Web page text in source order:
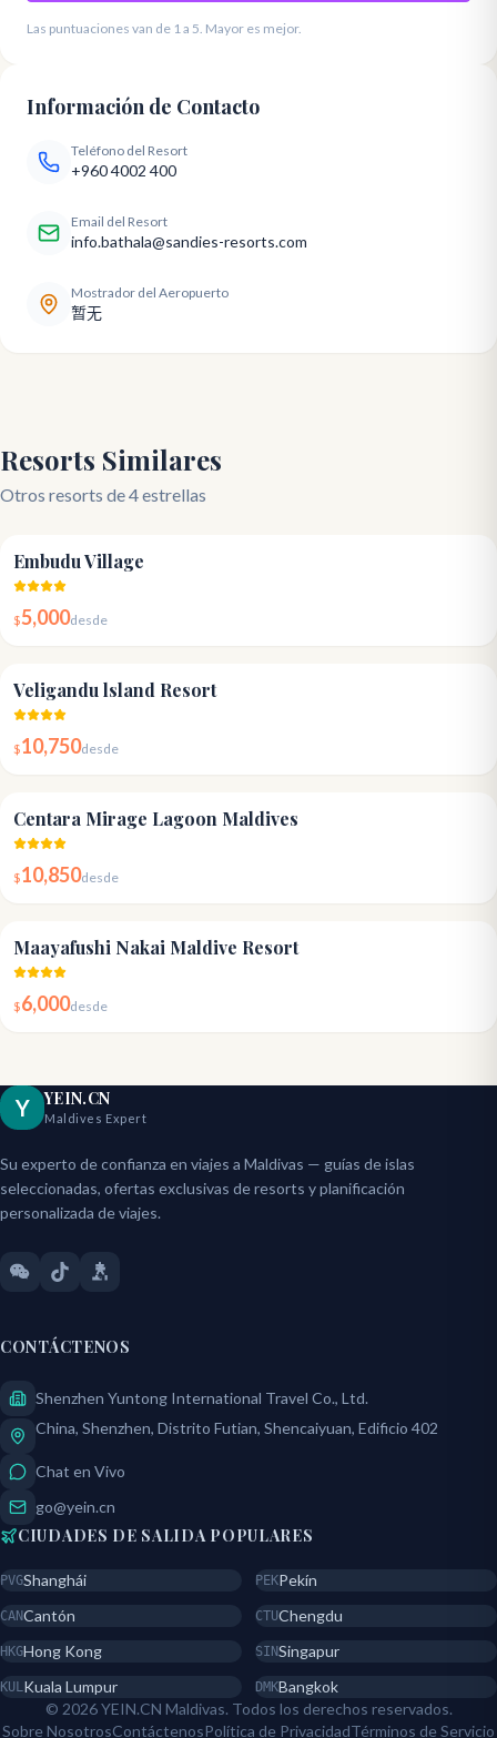
Las puntuaciones van de 1 a 5. Mayor es mejor.
Información de Contacto
Teléfono del Resort
+960 4002 400
Email del Resort
info.bathala@sandies-resorts.com
Mostrador del Aeropuerto
暂无
Resorts Similares
Otros resorts de 4 estrellas
Embudu Village
$5,000desde
Veligandu lsland Resort
$10,750desde
Centara Mirage Lagoon Maldives
$10,850desde
Maayafushi Nakai Maldive Resort
$6,000desde
Y YEIN.CN
Maldives Expert
Su experto de confianza en viajes a Maldivas — guías de islas
seleccionadas, ofertas exclusivas de resorts y planificación
personalizada de viajes.
CONTÁCTENOS
Shenzhen Yuntong International Travel Co., Ltd.
China, Shenzhen, Distrito Futian, Shencaiyuan, Edificio 402
Chat en Vivo
go@yein.cn
CIUDADES DE SALIDA POPULARES
PVGShanghái PEKPekín
CANCantón CTUChengdu
HKGHong Kong SINSingapur
KULKuala Lumpur DMKBangkok
© 2026 YEIN.CN Maldivas. Todos los derechos reservados.
Sobre NosotrosContáctenosPolítica de PrivacidadTérminos de Servicio